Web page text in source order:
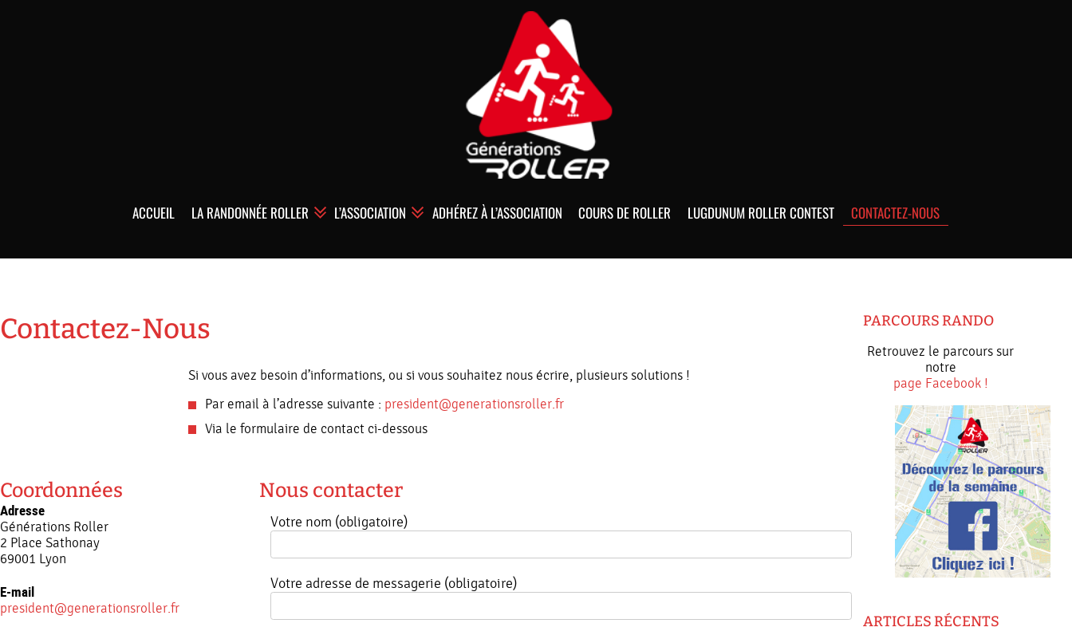
ACCUEIL LA RANDONNÉE ROLLER L’ASSOCIATION ADHÉREZ À L’ASSOCIATION COURS DE ROLLER LUGDUNUM ROLLER CONTEST CONTACTEZ-NOUS
Contactez-Nous
Si vous avez besoin d’informations, ou si vous souhaitez nous écrire, plusieurs solutions !
Par email à l’adresse suivante : president@generationsroller.fr
Via le formulaire de contact ci-dessous
Coordonnées
Adresse
Générations Roller
2 Place Sathonay
69001 Lyon
E-mail
president@generationsroller.fr
Nous contacter
Votre nom (obligatoire)
Votre adresse de messagerie (obligatoire)
PARCOURS RANDO
Retrouvez le parcours sur
notre
page Facebook !
ARTICLES RÉCENTS